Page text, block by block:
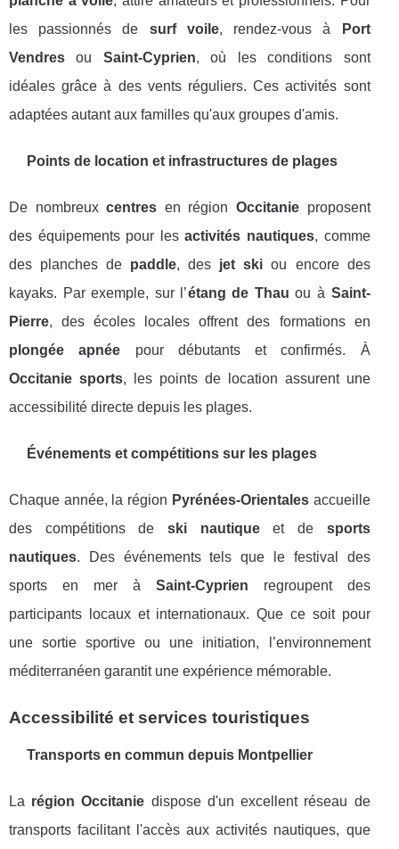
les passionnés de surf voile, rendez-vous à
Port
Vendres ou Saint-Cyprien, où les conditions sont
idéales grâce à des vents réguliers. Ces activités sont
adaptées autant aux familles qu'aux groupes d'amis.
Points de location et infrastructures de plages
De nombreuxcentres en région Occitanie proposent
des équipements pour lesactivités nautiques, comme
des planches de paddle, des jet ski ou encore des
kayaks. Par exemple, sur l’étang de Thau ou à Saint-
Pierre, des écoles locales offrent des formations en
plongée apnée pour débutants et confirmés. À
Occitanie sports, les points de location assurent une
accessibilité directe depuis les plages.
Événements et compétitions sur les plages
Chaque année, la région Pyrénées-Orientalesaccueille
des compétitions de ski nautiqueet de sports
nautiques. Des événements tels que le festival des
sports en mer à Saint-Cyprien regroupent des
participants locaux et internationaux. Que ce soit pour
une sortie sportive ou une initiation, l’environnement
méditerranéen garantit une expérience mémorable.
Accessibilité et services touristiques
Transports en commun depuis Montpellier
La région Occitanie dispose d'un excellent réseau de
transports facilitant l'accès aux activités nautiques, que